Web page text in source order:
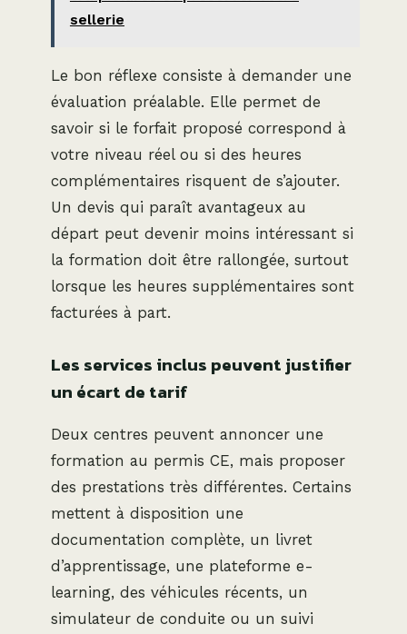
sellerie
Le bon réflexe consiste à demander une
évaluation préalable. Elle permet de
savoir si le forfait proposé correspond à
votre niveau réel ou si des heures
complémentaires risquent de s’ajouter.
Un devis qui paraît avantageux au
départ peut devenir moins intéressant si
la formation doit être rallongée, surtout
lorsque les heures supplémentaires sont
facturées à part.
Les services inclus peuvent justifier
un écart de tarif
Deux centres peuvent annoncer une
formation au permis CE, mais proposer
des prestations très différentes. Certains
mettent à disposition une
documentation complète, un livret
d’apprentissage, une plateforme e-
learning, des véhicules récents, un
simulateur de conduite ou un suivi